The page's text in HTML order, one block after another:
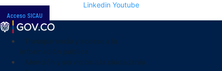
Linkedin Youtube
Acceso SICAU